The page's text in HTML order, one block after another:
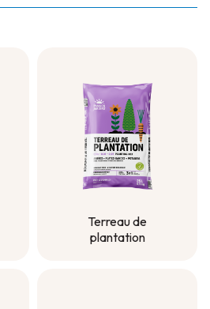
Terreau de
plantation